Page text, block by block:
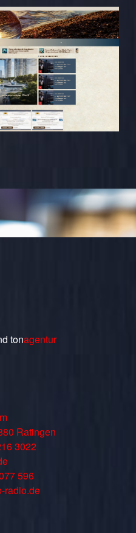
tonagentur
Ratingen
3022
596
radio.de